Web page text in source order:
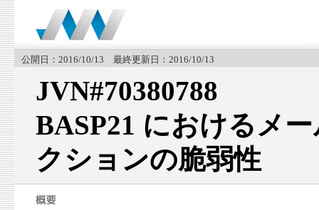
公開日：2016/10/13 最終更新日：2016/10/13
JVN#70380788
BASP21 におけるメ
クションの脆弱性